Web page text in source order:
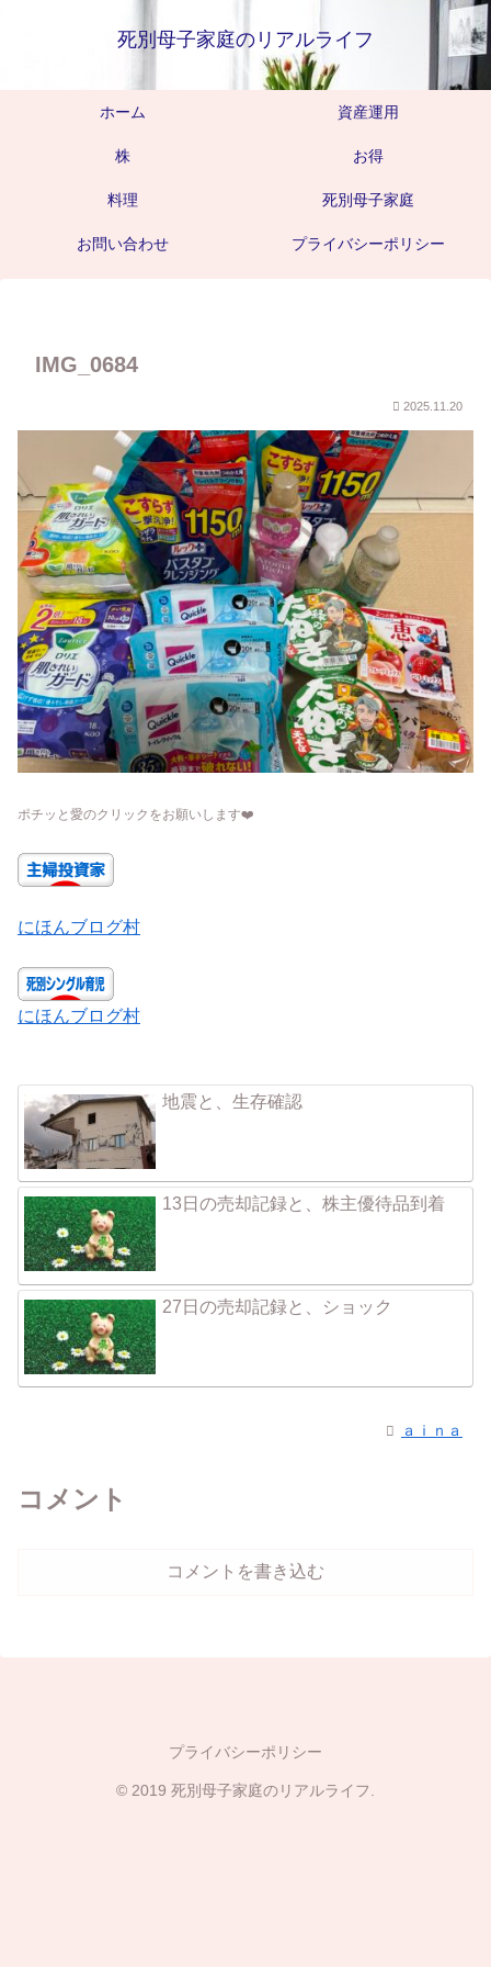
死別母子家庭のリアルライフ
ホーム 資産運用
株 お得
料理 死別母子家庭
お問い合わせ プライバシーポリシー
IMG_0684
2025.11.20
ポチッと愛のクリックをお願いします❤️
にほんブログ村
にほんブログ村
地震と、生存確認
13日の売却記録と、株主優待品到着
27日の売却記録と、ショック
ａｉｎａ
コメント
コメントを書き込む
プライバシーポリシー
© 2019 死別母子家庭のリアルライフ.